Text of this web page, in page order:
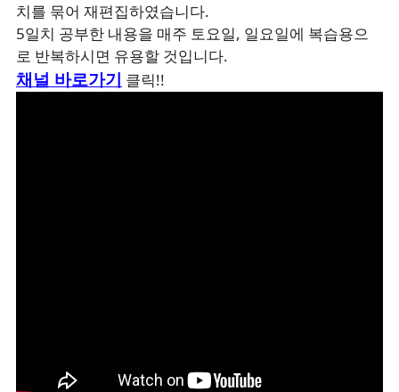
치를 묶어 재편집하였습니다.
5일치 공부한 내용을 매주 토요일, 일요일에 복습용으
로 반복하시면 유용할 것입니다.
채널 바로가기 클릭!!